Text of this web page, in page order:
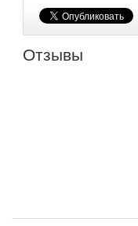
Отзывы